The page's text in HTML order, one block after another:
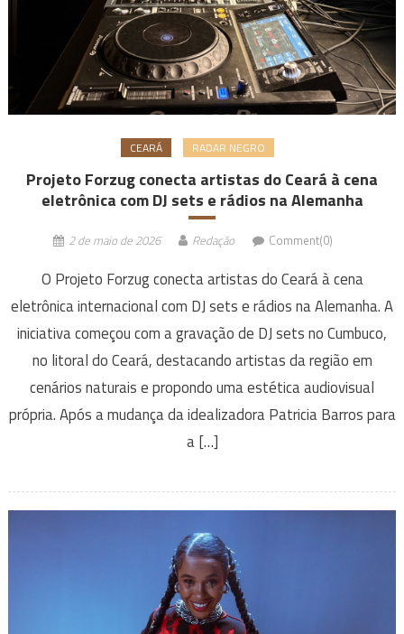
CEARÁ RADAR NEGRO
Projeto Forzug conecta artistas do Ceará à cena
eletrônica com DJ sets e rádios na Alemanha
2 de maio de 2026 Redação Comment(0)
O Projeto Forzug conecta artistas do Ceará à cena
eletrônica internacional com DJ sets e rádios na Alemanha. A
iniciativa começou com a gravação de DJ sets no Cumbuco,
no litoral do Ceará, destacando artistas da região em
cenários naturais e propondo uma estética audiovisual
própria. Após a mudança da idealizadora Patricia Barros para
a […]